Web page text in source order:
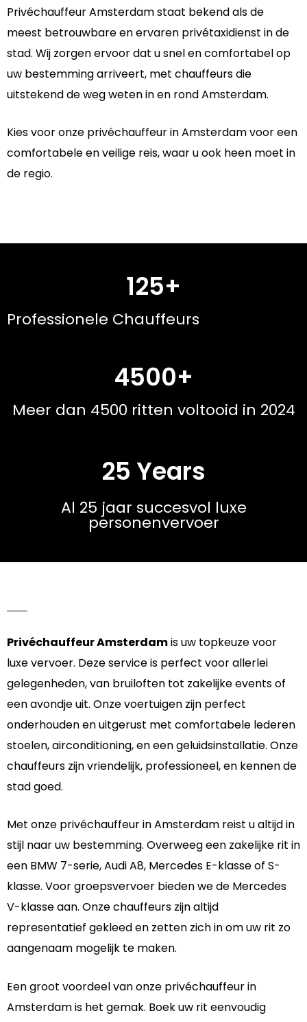
Privéchauffeur Amsterdam staat bekend als de
meest betrouwbare en ervaren privétaxidienst in de
stad. Wij zorgen ervoor dat u snel en comfortabel op
uw bestemming arriveert, met chauffeurs die
uitstekend de weg weten in en rond Amsterdam.
Kies voor onze privéchauffeur in Amsterdam voor een
comfortabele en veilige reis, waar u ook heen moet in
de regio.
125+
Professionele Chauffeurs
4500+
Meer dan 4500 ritten voltooid in 2024
25 Years
Al 25 jaar succesvol luxe
personenvervoer
Privéchauffeur Amsterdamis uw topkeuze voor
luxe vervoer. Deze service is perfect voor allerlei
gelegenheden, van bruiloften tot zakelijke events of
een avondje uit. Onze voertuigen zijn perfect
onderhouden en uitgerust met comfortabele lederen
stoelen, airconditioning, en een geluidsinstallatie. Onze
chauffeurs zijn vriendelijk, professioneel, en kennen de
stad goed.
Met onze privéchauffeur in Amsterdam reist u altijd in
stijl naar uw bestemming. Overweeg een zakelijke rit in
een BMW 7-serie, Audi A8, Mercedes E-klasse of S-
klasse. Voor groepsvervoer bieden we de Mercedes
V-klasse aan. Onze chauffeurs zijn altijd
representatief gekleed en zetten zich in om uw rit zo
aangenaam mogelijk te maken.
Een groot voordeel van onze privéchauffeur in
Amsterdam is het gemak. Boek uw rit eenvoudig